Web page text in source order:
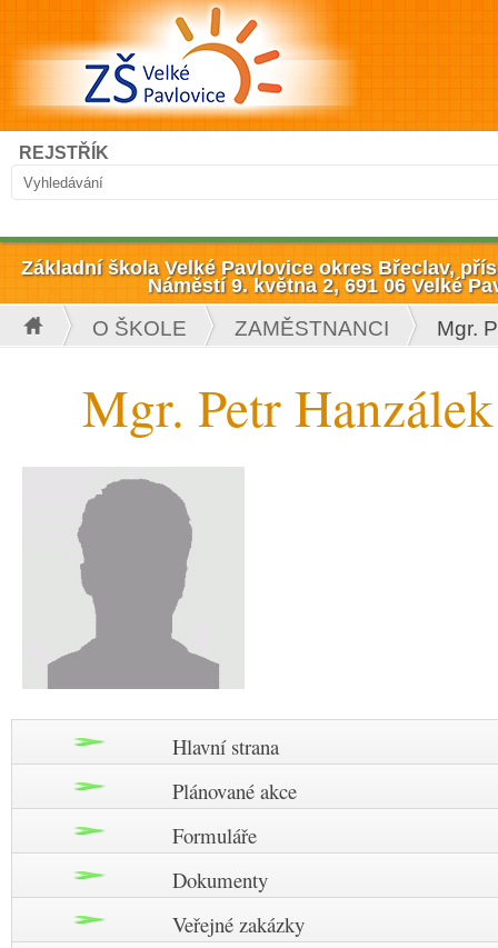
Přejít k hlavnímu obsahu
Vyhledávání
Hledat
REJSTŘÍK
Základní škola Velké Pavlovice okres Břeclav,
Náměstí 9. května 2, 691 06 Velké
Jste zde
O ŠKOLE ZAMĚSTNANCI Mgr.
Mgr. Petr Hanzálek
Hlavní strana
Plánované akce
Formuláře
Dokumenty
Veřejné zakázky